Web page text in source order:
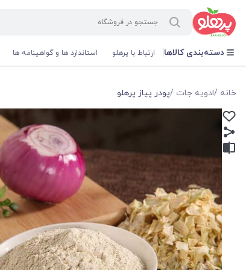
دسته‌بندی کالاها ارتباط با پرهلو استاندارد ها و گواهینامه ها
خانه /ادویه جات /پودر پیاز پرهلو